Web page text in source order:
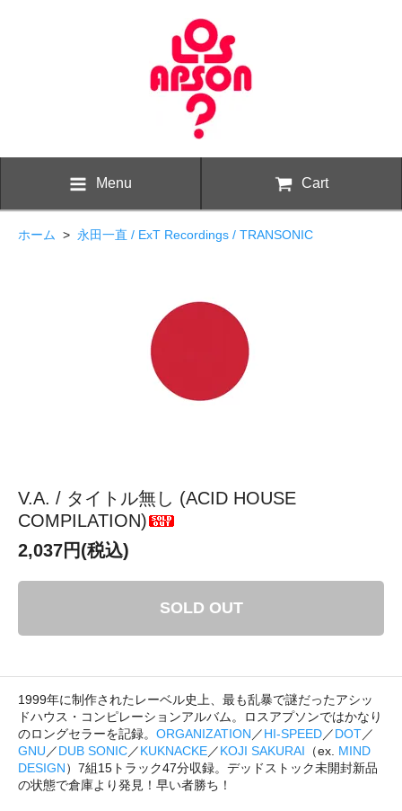
Menu Cart
ホーム > 永田一直 / ExT Recordings / TRANSONIC
V.A. / タイトル無し (ACID HOUSE
COMPILATION)
2,037円(税込)
SOLD OUT
1999年に制作されたレーベル史上、最も乱暴で謎だったアシッ
ドハウス・コンピレーションアルバム。ロスアプソンではかなり
のロングセラーを記録。 ORGANIZATION ／HI-SPEED／DOT／
GNU ／DUB SONIC／KUKNACKE／KOJI SAKURAI （ex. MIND
DESIGN）7組15トラック47分収録。デッドストック未開封新品
の状態で倉庫より発見！早い者勝ち！